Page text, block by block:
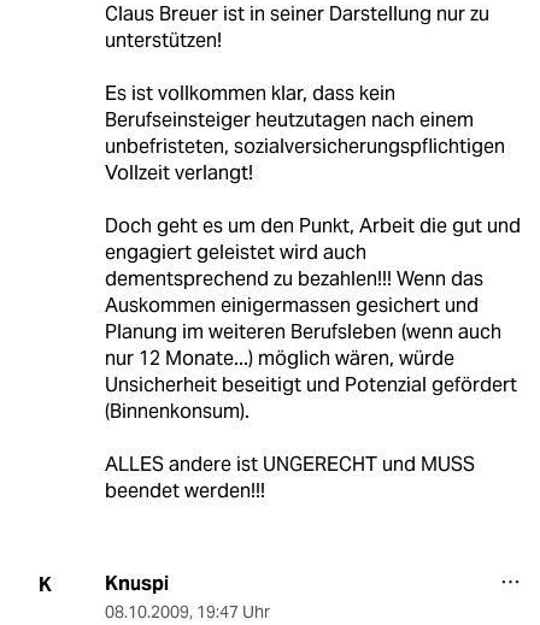
Claus Breuer ist in seiner Darstellung nur zu
unterstützen!
Es ist vollkommen klar, dass kein
Berufseinsteiger heutzutagen nach einem
unbefristeten, sozialversicherungspflichtigen
Vollzeit verlangt!
Doch geht es um den Punkt, Arbeit die gut und
engagiert geleistet wird auch
dementsprechend zu bezahlen!!! Wenn das
Auskommen einigermassen gesichert und
Planung im weiteren Berufsleben (wenn auch
nur 12 Monate...) möglich wären, würde
Unsicherheit beseitigt und Potenzial gefördert
(Binnenkonsum).
ALLES andere ist UNGERECHT und MUSS
beendet werden!!!
K Knuspi
08.10.2009, 19:47 Uhr